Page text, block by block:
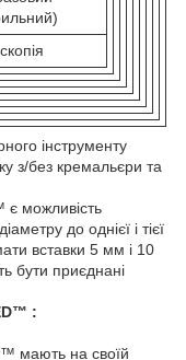
інструменту
з/без кремальєри та
є можливість
до однієї і тієї
вставки 5 мм і 10
бути приєднані
:
мають на своїй